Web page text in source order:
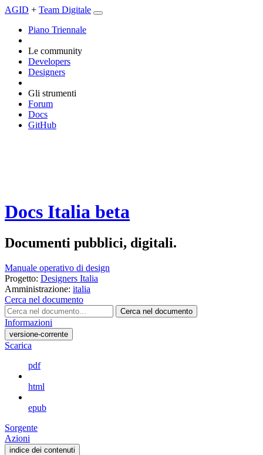
AGID + Team Digitale
Piano Triennale
Le community
Developers
Designers
Gli strumenti
Forum
Docs
GitHub
Docs Italia beta
Documenti pubblici, digitali.
Manuale operativo di design
Progetto: Designers Italia
Amministrazione: italia
Cerca nel documento
Cerca nel documento
Informazioni
versione-corrente
Scarica
pdf
html
epub
Sorgente
Azioni
indice dei contenuti